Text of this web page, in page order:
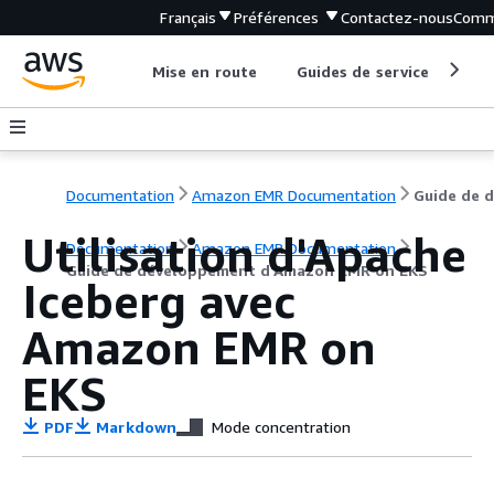
Français Préférences Contactez-nous
Mise en route Guides de service
Documentation Amazon EMR Documentation
Documentation
Amazon EMR Documentation
Guide de développement d'Amazon EMR on EKS
Utilisation d'Apache
Iceberg avec
Amazon EMR on
EKS
PDF Markdown Mode concentration